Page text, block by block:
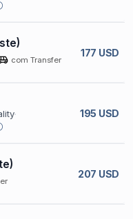
com Transfer
177 USD
195 USD
207 USD